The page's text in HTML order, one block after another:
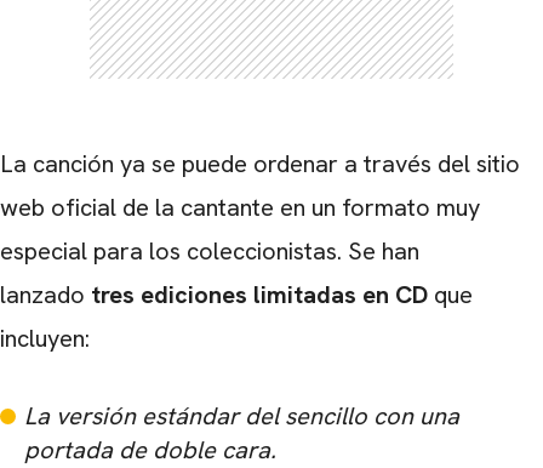
La canción ya se puede ordenar a través del sitio
web oficial de la cantante en un formato muy
especial para los coleccionistas. Se han
lanzado tres ediciones limitadas en CD que
incluyen:
La versión estándar del sencillo con una
portada de doble cara.